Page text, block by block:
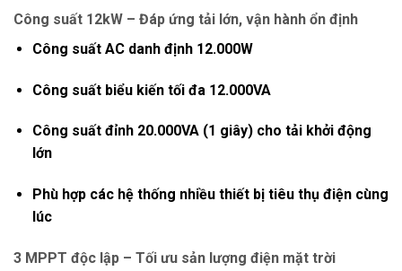
Công suất 12kW – Đáp ứng tải lớn, vận hành ổn định
Công suất AC danh định 12.000W
Công suất biểu kiến tối đa 12.000VA
Công suất đỉnh 20.000VA (1 giây)cho tải khởi động
lớn
Phù hợp các hệ thống nhiều thiết bị tiêu thụ điện cùng
lúc
3 MPPT độc lập – Tối ưu sản lượng điện mặt trời